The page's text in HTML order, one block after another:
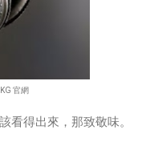
官網
看得出來，那致敬味。